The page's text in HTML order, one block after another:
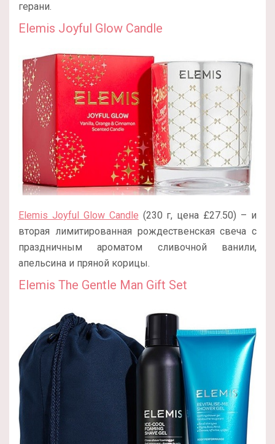
герани.
Elemis Joyful Glow Candle
Elemis Joyful Glow Candle (230 г, цена £27.50) – и
вторая лимитированная рождественская свеча с
праздничным ароматом сливочной ванили,
апельсина и пряной корицы.
Elemis The Gentle Man Gift Set